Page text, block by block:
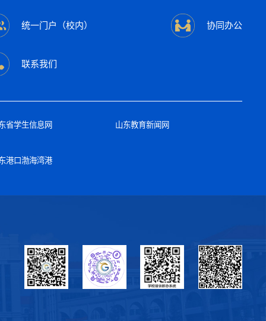
统一门户（校内） 协同办公
联系我们
省学生信息网 山东教育新闻网
港口渤海湾港